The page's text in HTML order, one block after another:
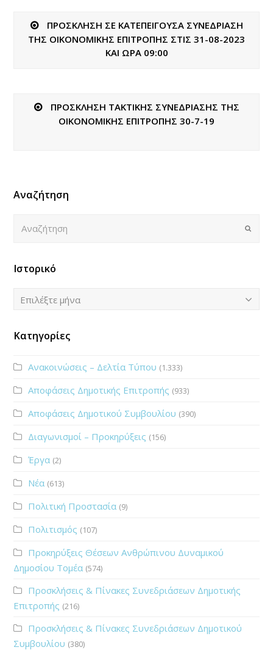
ΠΡΟΣΚΛΗΣΗ ΣΕ ΚΑΤΕΠΕΙΓΟΥΣΑ ΣΥΝΕΔΡΙΑΣΗ
ΤΗΣ ΟΙΚΟΝΟΜΙΚΗΣ ΕΠΙΤΡΟΠΗΣ ΣΤΙΣ 31-08-2023
ΚΑΙ ΩΡΑ 09:00
ΠΡΟΣΚΛΗΣΗ ΤΑΚΤΙΚΗΣ ΣΥΝΕΔΡΙΑΣΗΣ ΤΗΣ
ΟΙΚΟΝΟΜΙΚΗΣ ΕΠΙΤΡΟΠΗΣ 30-7-19
Αναζήτηση
Submit
Ιστορικό
Ιστορικό
Επιλέξτε μήνα
Κατηγορίες
Ανακοινώσεις – Δελτία Τύπου (1.333)
Αποφάσεις Δημοτικής Επιτροπής (933)
Αποφάσεις Δημοτικού Συμβουλίου (390)
Διαγωνισμοί – Προκηρύξεις (156)
Έργα (2)
Νέα (613)
Πολιτική Προστασία (9)
Πολιτισμός (107)
Προκηρύξεις Θέσεων Ανθρώπινου Δυναμικού
Δημοσίου Τομέα (574)
Προσκλήσεις & Πίνακες Συνεδριάσεων Δημοτικής
Επιτροπής (216)
Προσκλήσεις & Πίνακες Συνεδριάσεων Δημοτικού
Συμβουλίου (380)